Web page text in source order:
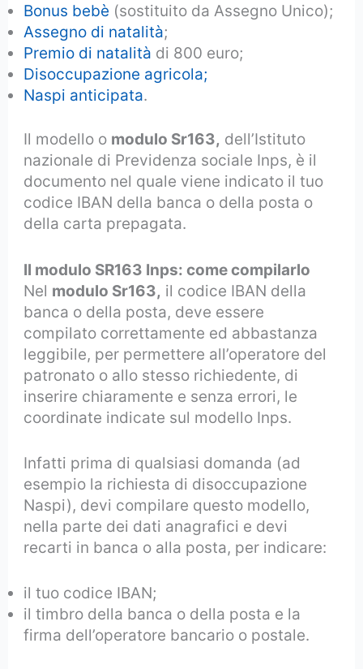
Bonus bebè (sostituito da Assegno Unico);
Assegno di natalità;
Premio di natalità di 800 euro;
Disoccupazione agricola;
Naspi anticipata.
Il modello o modulo Sr163, dell’Istituto
nazionale di Previdenza sociale Inps, è il
documento nel quale viene indicato il tuo
codice IBAN della banca o della posta o
della carta prepagata.
Il modulo SR163 Inps: come compilarlo
Nel modulo Sr163, il codice IBAN della
banca o della posta, deve essere
compilato correttamente ed abbastanza
leggibile, per permettere all’operatore del
patronato o allo stesso richiedente, di
inserire chiaramente e senza errori, le
coordinate indicate sul modello Inps.
Infatti prima di qualsiasi domanda (ad
esempio la richiesta di disoccupazione
Naspi), devi compilare questo modello,
nella parte dei dati anagrafici e devi
recarti in banca o alla posta, per indicare:
il tuo codice IBAN;
il timbro della banca o della posta e la
firma dell’operatore bancario o postale.